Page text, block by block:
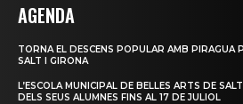
AGENDA
TORNA EL DESCENS POPULAR AMB PIRAGUA
SALT I GIRONA
L’ESCOLA MUNICIPAL DE BELLES ARTS DE
DELS SEUS ALUMNES FINS AL 17 DE JULIOL